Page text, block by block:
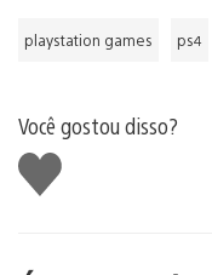
playstation games ps4
Você gostou disso?
Curtir